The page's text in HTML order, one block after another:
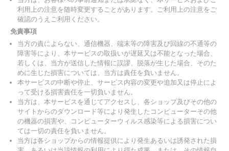
利用上の注意を随時変更することがあります。ご利用上の注意をご
確認のうえご利用ください。
免責事項
当方の責によらない、通信機器、端末等の障害及び回線の不通等の
障害等により、本サービスの取扱いが遅延又は不能となった場合、
若しくは、当方が送信した情報に誤謬、脱落が生じた場合、そのた
めに生じた損害については、当方は責任を負いません。
本サービスの中断や停止、サービス内容の変更や追加又は停止によ
って受ける損害責任を一切負いません。
当方は、本サービスを通じてアクセスし、各ショップ及びその他の
サイトからのダウンロード等により発生したコンピューターその他
の機器の損害や、コンピューターウィルス感染等による損害につい
ては一切の責任を負いません。
当方は各ショップからの情報提供により発生あるいは誘発された損